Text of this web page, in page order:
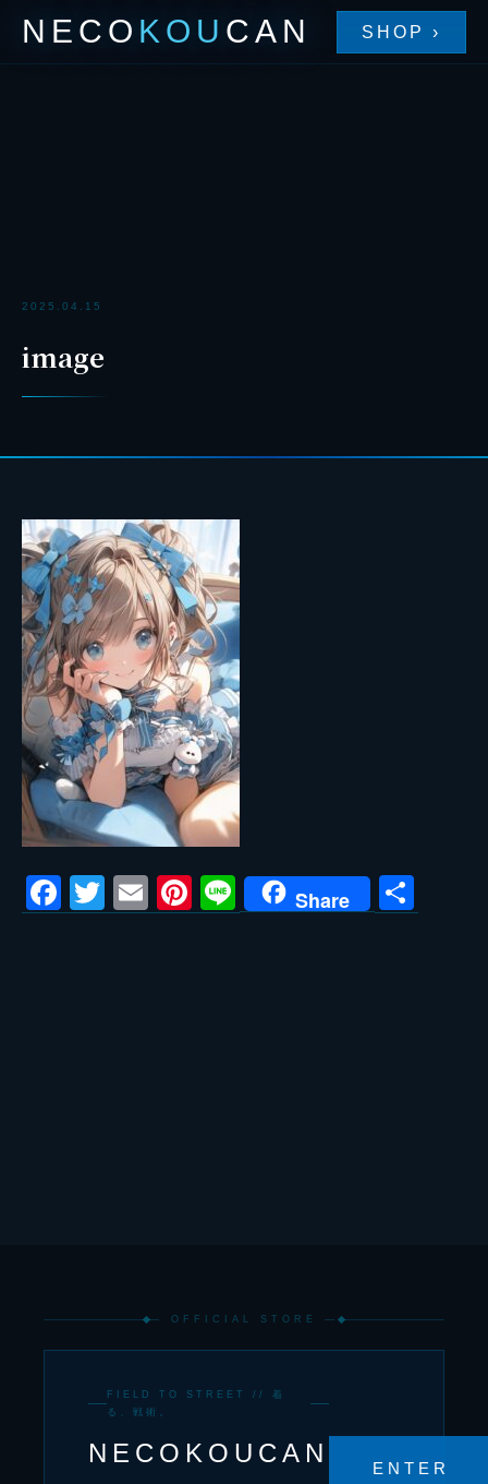
NECO KOU CAN SHOP ›
2025.04.15
image
Facebook
Twitter
EmailPinterest
LineShare
有
— OFFICIAL STORE —
FIELD TO STREET // 着
る、戦術。
NECOKOUCAN
ENTER